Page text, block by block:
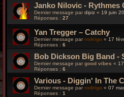
Janko Nilovic - Rythmes
Dernier message par dipiz « 19 juin
Réponses : 27
Yan Tregger – Catchy
Dernier message parrodrigo « 17
Réponses : 6
Bob Dickson Big Band -
Dernier message par good vibes «
Réponses : 6
Various - Diggin' In The
Dernier message parrodrigo « 07
Réponses : 1